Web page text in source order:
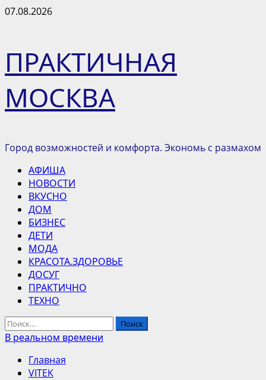
Перейти
07.08.2026
ПРАКТИЧНАЯ
МОСКВА
Город возможностей и комфорта. Экономь с размахом
Основное
меню
АФИША
НОВОСТИ
ВКУСНО
ДОМ
БИЗНЕС
ДЕТИ
МОДА
КРАСОТА.ЗДОРОВЬЕ
ДОСУГ
ПРАКТИЧНО
ТЕХНО
Найти:
В реальном времени
Главная
VITEK